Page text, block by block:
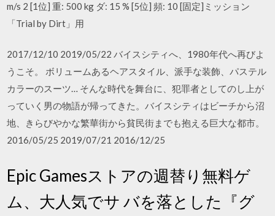
m/s 2 [1位] 重: 500 kg ダ: 15 % [5位] 頻: 10 [固定]ミッション
「Trial by Dirt」用
2017/12/10 2019/05/22 バイスシティへ、1980年代へ再びよ
うこそ。 ボリュームあるヘアスタイル、派手な装飾、パステル
カラーのスーツ… そんな時代を舞台に、犯罪者としてのし上が
っていく男の物語が帰ってきた。バイスシティはビーチから沼
地、きらびやかな繁華街から貧民街までも抱える巨大な都市。
2016/05/25 2019/07/21 2016/12/25
Epic Gamesストアの週替り無料ゲ
ム、大人気でサ バを落とした『グ